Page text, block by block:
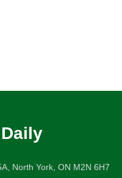
North York, ON M2N 6H7